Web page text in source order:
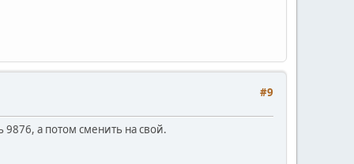
#9
а потом сменить на свой.